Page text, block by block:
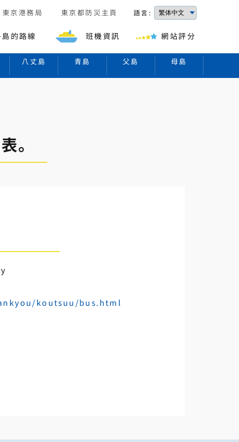
東京港務局 東京都防災主頁 語言:
的路線 班機資訊 網站評分
八丈島 青島 父島 母島
。
koutsuu/bus.html